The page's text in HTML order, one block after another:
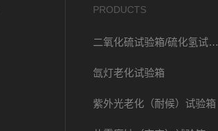
PRODUCTS
二氧化硫试验箱/硫化氢试验箱
氙灯老化试验箱
紫外光老化（耐候）试验箱